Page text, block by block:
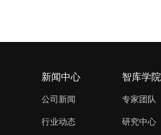
新闻中心
公司新闻
行业动态
智库学院
专家团队
研究中心